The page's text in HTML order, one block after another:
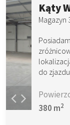
Kąty
Magazyn
do
380 m2